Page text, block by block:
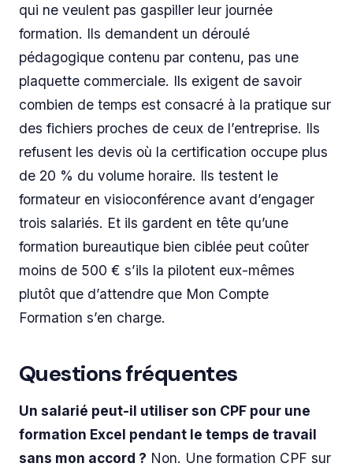
qui ne veulent pas gaspiller leur journée
formation. Ils demandent un déroulé
pédagogique contenu par contenu, pas une
plaquette commerciale. Ils exigent de savoir
combien de temps est consacré à la pratique sur
des fichiers proches de ceux de l’entreprise. Ils
refusent les devis où la certification occupe plus
de 20 % du volume horaire. Ils testent le
formateur en visioconférence avant d’engager
trois salariés. Et ils gardent en tête qu’une
formation bureautique bien ciblée peut coûter
moins de 500 € s’ils la pilotent eux-mêmes
plutôt que d’attendre que Mon Compte
Formation s’en charge.
Questions fréquentes
Un salarié peut-il utiliser son CPF pour une
formation Excel pendant le temps de travail
sans mon accord ? Non. Une formation CPF sur